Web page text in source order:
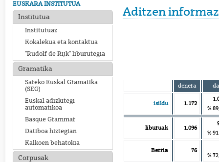
EUSKARA INSTITUTUA
Institutua
Institutuaz
Kokalekua eta kontaktua
"Rudolf de Rijk" liburutegia
Gramatika
Sareko Euskal Gramatika
(SEG)
Euskal adizkitegi
automatikoa
Basque Grammar
Datiboa hiztegian
Kalkoen behatokia
Corpusak
Aditzen
denera da
isildu 1.172
%
liburuak 1.096
%
Berria 76
%